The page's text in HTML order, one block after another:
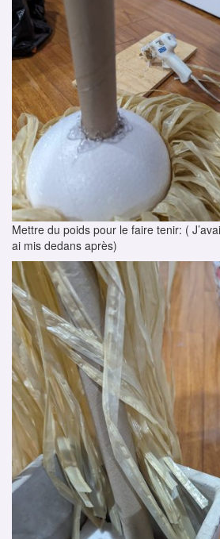
Mettre du poids pour le faire tenir: (
ai mis dedans après)